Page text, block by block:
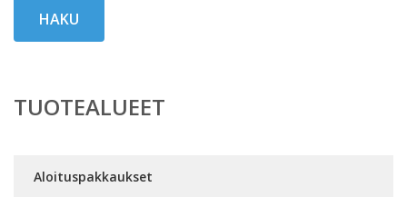
HAKU
TUOTEALUEET
Aloituspakkaukset